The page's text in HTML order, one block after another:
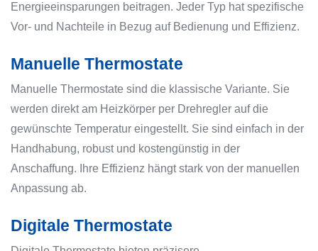
Energieeinsparungen beitragen. Jeder Typ hat spezifische
Vor- und Nachteile in Bezug auf Bedienung und Effizienz.
Manuelle Thermostate
Manuelle Thermostate sind die klassische Variante. Sie
werden direkt am Heizkörper per Drehregler auf die
gewünschte Temperatur eingestellt. Sie sind einfach in der
Handhabung, robust und kostengünstig in der
Anschaffung. Ihre Effizienz hängt stark von der manuellen
Anpassung ab.
Digitale Thermostate